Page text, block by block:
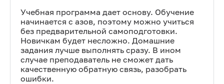
Учебная программа дает основу. Обучение
начинается с азов, поэтому можно учиться
без предварительной самоподготовки.
Новичкам будет несложно. Домашние
задания лучше выполнять сразу. В ином
случае преподаватель не сможет дать
качественную обратную связь, разобрать
ошибки.